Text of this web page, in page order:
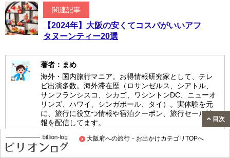
大阪府への旅行・お出かけカテゴリTOPへ
関連記事
【2024年】大阪の安くてコスパがいいアフ
タヌーンティー20選
著者：まめ
海外・国内旅行マニア。お得情報研究家として、テレ
ビ出演多数。海外滞在歴（ロサンゼルス、シアトル、
サンフランシスコ、シカゴ、ワシントンDC、ニューオ
リンズ、ハワイ、シンガポール、タイ）。実体験を元
に、旅行に役立つ情報や宿泊クーポン、旅行セール情
報を配信してます。
まめのプロフィール
X（Twitter）：まめ｜ビリオンログ（旅行用）
目次